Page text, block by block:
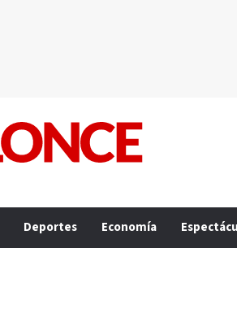
Deportes Economía